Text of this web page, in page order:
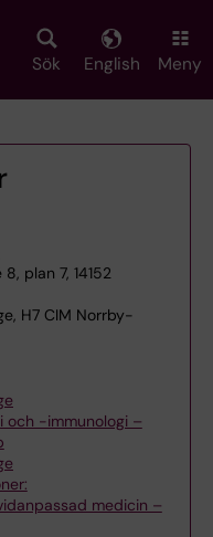
Sök English Meny
plan 7, 14152
H7 CIM Norrby-
och -immunologi –
medicin –